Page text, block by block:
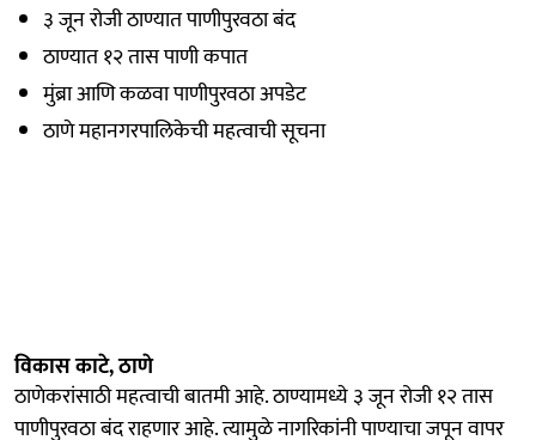
३ जून रोजी ठाण्यात पाणीपुरवठा बंद
ठाण्यात १२ तास पाणी कपात
मुंब्रा आणि कळवा पाणीपुरवठा अपडेट
ठाणे महानगरपालिकेची महत्वाची सूचना
विकास काटे, ठाणे
ठाणेकरांसाठी महत्वाची बातमी आहे. ठाण्यामध्ये ३ जून रोजी १२ तास
पाणीपुरवठा बंद राहणार आहे. त्यामुळे नागरिकांनी पाण्याचा जपून वापर